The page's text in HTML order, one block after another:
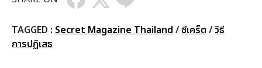
TAGGED : Secret Magazine Thailand /ซีเคร็ต /วิธี
การปฏิเสธ